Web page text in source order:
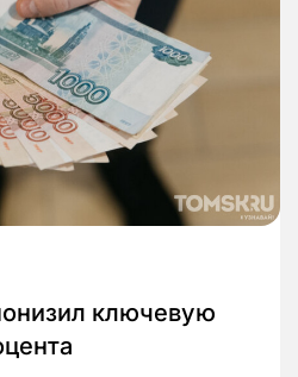
ключевую